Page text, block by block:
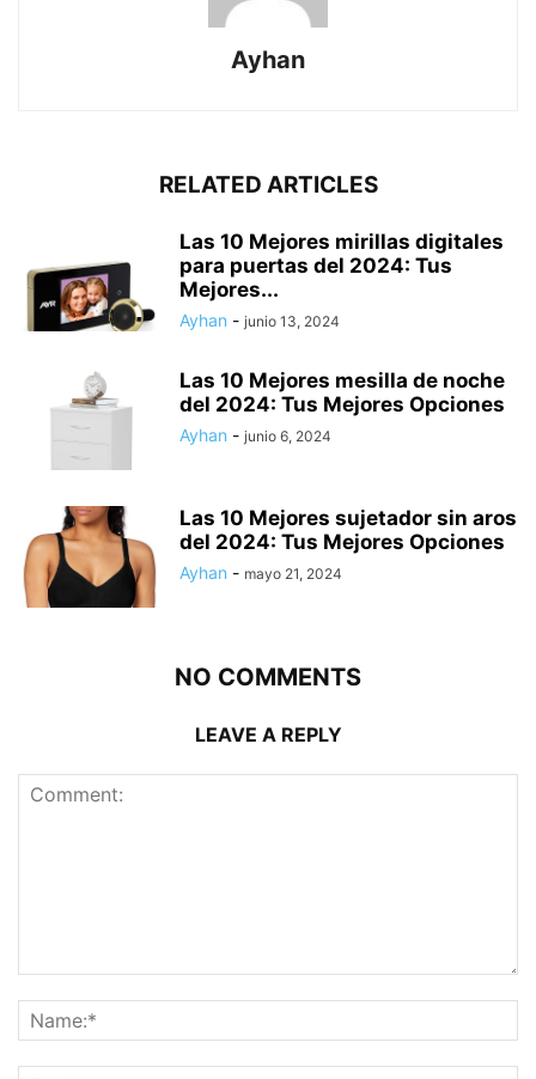
Ayhan
RELATED ARTICLES
Las 10 Mejores mirillas digitales
para puertas del 2024: Tus
Mejores...
Ayhan - junio 13, 2024
Las 10 Mejores mesilla de noche
del 2024: Tus Mejores Opciones
Ayhan - junio 6, 2024
Las 10 Mejores sujetador sin aros
del 2024: Tus Mejores Opciones
Ayhan - mayo 21, 2024
NO COMMENTS
LEAVE A REPLY